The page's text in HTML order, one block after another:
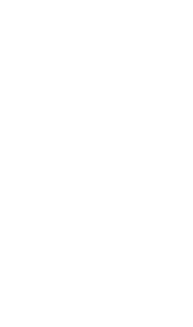
La Policía Nacional ha
tres jóvenes y ha
relación con la
de semana del 23 y 24
Según informa la
‘Operación Alameda’
relacionados con un
conflictivos» en las
explanada de la
publicación de